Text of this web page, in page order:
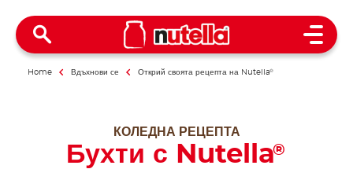
Open
Home Вдъхнови се Открий своята рецепта на Nutella®
КОЛЕДНА РЕЦЕПТА
Бухти с Nutella®